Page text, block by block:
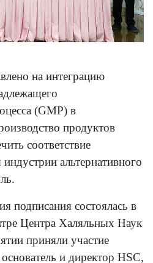
на интеграцию
(GMP) в
продуктов
соответствие
альтернативного
подписания состоялась в
Центра Халяльных Наук
приняли участие
и директор HSC,